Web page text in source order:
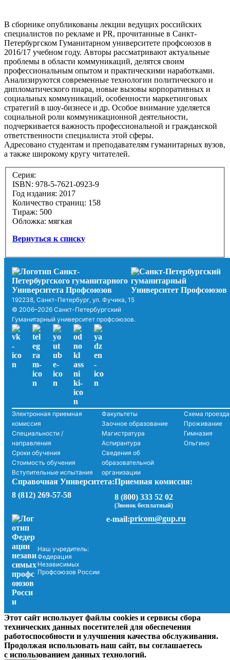
В сборнике опубликованы лекции ведущих российских
специалистов по рекламе и PR, прочитанные в Санкт-
Петербургском Гуманитарном университете профсоюзов в
2016/17 учебном году. Авторы рассматривают актуальные
проблемы в области коммуникаций, делятся своим
профессиональным опытом и практическими наработками.
Анализируются современные технологии политического и
дипломатического пиара, новые вызовы корпоративных и
социальных коммуникаций, особенности маркетинговых
стратегий в шоу-бизнесе и др. Особое внимание уделяется
социальной роли коммуникационной деятельности,
подчеркивается важность профессиональной и гражданской
ответственности специалиста этой сферы.
Адресовано студентам и преподавателям гуманитарных вузов,
а также широкому кругу читателей.
Серия:
ISBN: 978-5-7621-0923-9
Год издания: 2017
Количество страниц: 158
Тираж: 500
Обложка: мягкая
Вернуться к списку
192238, Санкт-Петербург, ул. Фучика, 15
© 2006–2026 Санкт-Петербургский
Гуманитарный университет профсоюзов.
Электронная приемная
комиссия
Специальности /
направления
Сроки обучения
Стоимость обучения
Вступительные испытания
Факультеты
Заочное образование
Магистратура
Аспирантура
Сведения об
образовательной
организации
Схема проезда
Проживание
Гимназия
Ольгино
Справочная Университета:
8 (812) 269-57-58
Приемная комиссия:
8 (800) 333 52 02
(Звонок бесплатный)
Наш учредитель:
Федерация
Независимых
Профсоюзов России
e-mail:pricom@gup.ru
Этот сайт использует файлы cookies и сервисы сбора
технических данных посетителей для обеспечения
работоспособности и улучшения качества обслуживания.
Продолжая использовать наш сайт, вы соглашаетесь
с использованием данных технологий.